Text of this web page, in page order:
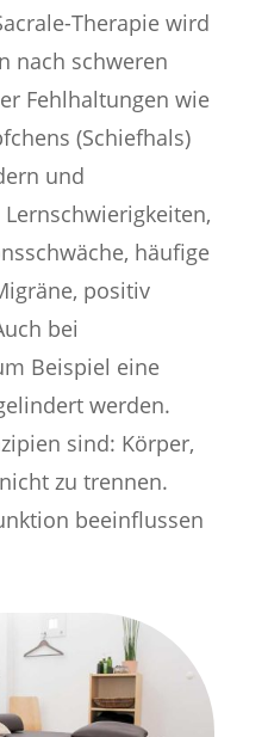
Therapie wird
nach schweren
Fehlhaltungen wie
(Schiefhals)
und
häufige
positiv
bei
Beispiel eine
werden.
sind: Körper,
zu trennen.
beeinflussen